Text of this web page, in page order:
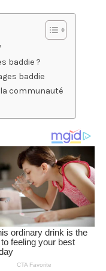
baddie ?
baddie
communauté